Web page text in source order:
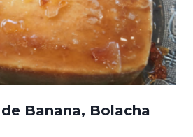
Banana, Bolacha